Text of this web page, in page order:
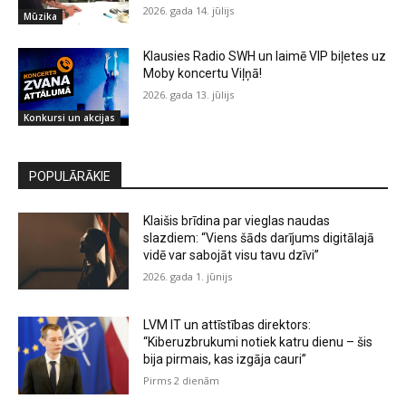
Mūzika 2026. gada 14. jūlijs
Konkursi un akcijas
Klausies Radio SWH un laimē VIP biļetes uz
Moby koncertu Viļņā!
2026. gada 13. jūlijs
POPULĀRĀKIE
Klaišis brīdina par vieglas naudas
slazdiem: “Viens šāds darījums digitālajā
vidē var sabojāt visu tavu dzīvi”
2026. gada 1. jūnijs
LVM IT un attīstības direktors:
“Kiberuzbrukumi notiek katru dienu – šis
bija pirmais, kas izgāja cauri”
Pirms 2 dienām